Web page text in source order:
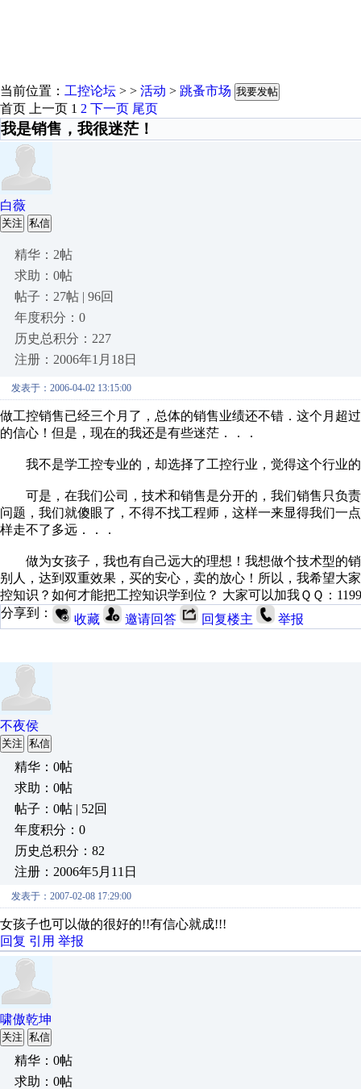
当前位置： 工控论坛 > > 活动 > 跳蚤市场 我要发帖
首页 上一页 1 2 下一页 尾页
我是销售，我很迷茫！
白薇
关注 私信
精华：2帖
求助：0帖
帖子：27帖 | 96回
年度积分：0
历史总积分：227
注册：2006年1月18日
发表于：2006-04-02 13:15:00
做工控销售已经三个月了，总体的销售业绩还不错．这个月超
的信心！但是，现在的我还是有些迷茫．．．
我不是学工控专业的，却选择了工控行业，觉得这个行业
可是，在我们公司，技术和销售是分开的，我们销售只负
问题，我们就傻眼了，不得不找工程师，这样一来显得我们一
样走不了多远．．．
做为女孩子，我也有自己远大的理想！我想做个技术型的
别人，达到双重效果，买的安心，卖的放心！所以，我希望大
控知识？如何才能把工控知识学到位？ 大家可以加我ＱＱ：
分享到：
收藏 邀请回答 回复楼主 举报
不夜侯
关注 私信
精华：0帖
求助：0帖
帖子：0帖 | 52回
年度积分：0
历史总积分：82
注册：2006年5月11日
发表于：2007-02-08 17:29:00
女孩子也可以做的很好的!!有信心就成!!!
回复 引用 举报
啸傲乾坤
关注 私信
精华：0帖
求助：0帖